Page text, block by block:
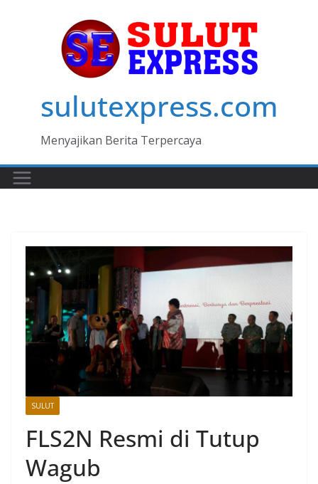
sulutexpress.com
Menyajikan Berita Terpercaya
SULUT
FLS2N Resmi di Tutup
Wagub